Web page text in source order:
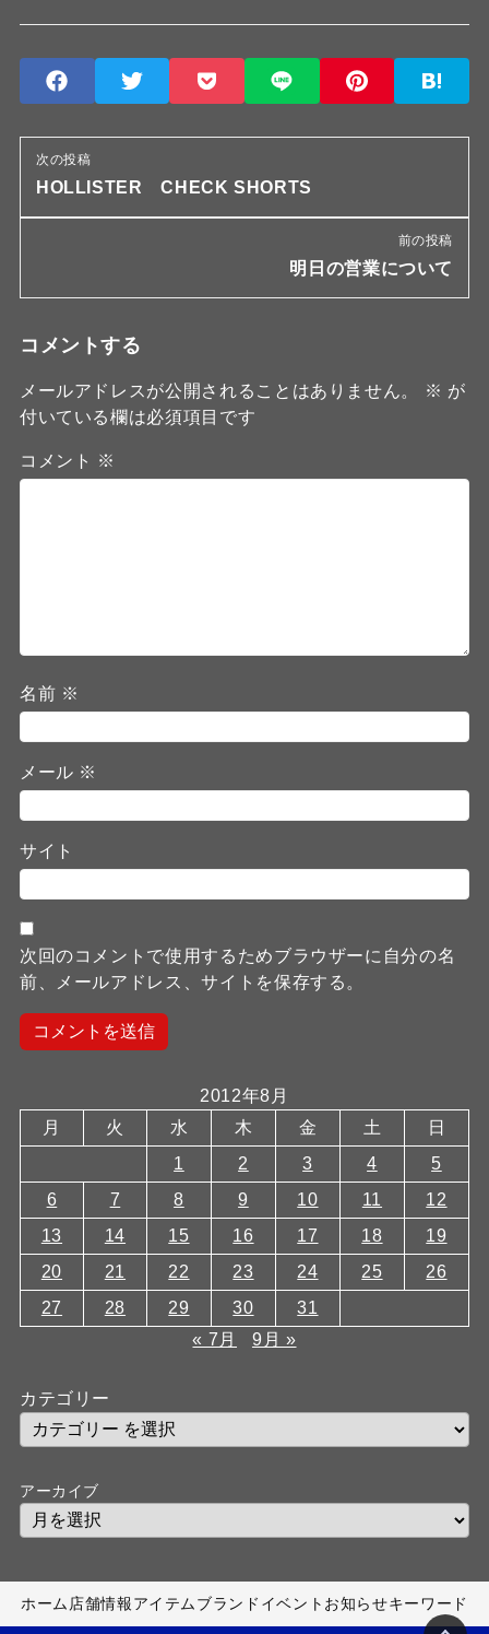
次の投稿
HOLLISTER CHECK SHORTS
前の投稿
明日の営業について
コメントする
メールアドレスが公開されることはありません。 ※ が
付いている欄は必須項目です
コメント ※
名前 ※
メール ※
サイト
次回のコメントで使用するためブラウザーに自分の名
前、メールアドレス、サイトを保存する。
2012年8月
月
火 水 木 金 土
日
1
2 3 4
5
6
7 8 9 10 11
12
13
14 15 16 17 18
19
20
21 22 23 24 25
26
27
28 29 30
31
« 7月
9月 »
カテゴリー
アーカイブ
ホーム 店舗情報アイテムブランド イベント お知らせキーワード